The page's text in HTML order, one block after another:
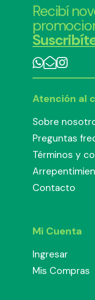
Recibí
Atención al
Sobre
Preguntas
Términos y
Contacto
Mi Cuenta
Ingresar
Mis Compras